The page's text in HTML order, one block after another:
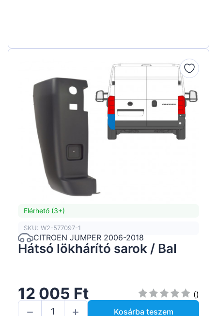
Elérhető (3+)
SKU: W2-577097-1
CITROEN JUMPER 2006-2018
Hátsó lökhárító sarok / Bal
12 005 Ft
()
Kosárba teszem